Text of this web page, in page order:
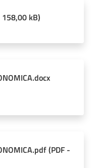
158,00 kB)
(PDF -